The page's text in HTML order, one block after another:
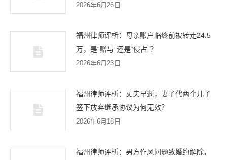
2026年6月26日
福州律师评析：母亲账户临终前被转走24.5
万，是“赠与”还是“侵占”？
2026年6月23日
福州律师评析：丈夫早逝，妻子代两个儿子
签下放弃继承协议为何无效？
2026年6月18日
福州律师评析：男方作风问题致婚约解除，